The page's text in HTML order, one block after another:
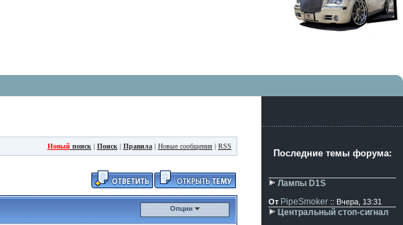
Новыйпоиск| Поиск| Правила| Новые сообщения| RSS
Опции
Последние темы форума:
Лампы D1S
От PipeSmoker :: Вчера, 13:31
Центральный стоп-сигнал